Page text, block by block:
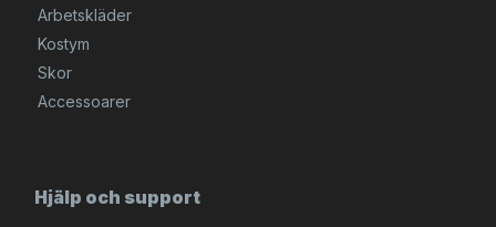
Arbetskläder
Kostym
Skor
Accessoarer
Hjälp och support